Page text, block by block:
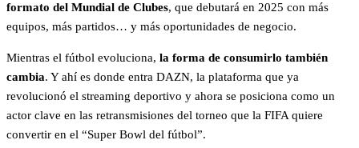
formato del Mundial de Clubes, que debutará en 2025 con más
equipos, más partidos… y más oportunidades de negocio.
Mientras el fútbol evoluciona, la forma de consumirlo también
cambia. Y ahí es donde entra DAZN, la plataforma que ya
revolucionó el streaming deportivo y ahora se posiciona como un
actor clave en las retransmisiones del torneo que la FIFA quiere
convertir en el “Super Bowl del fútbol”.